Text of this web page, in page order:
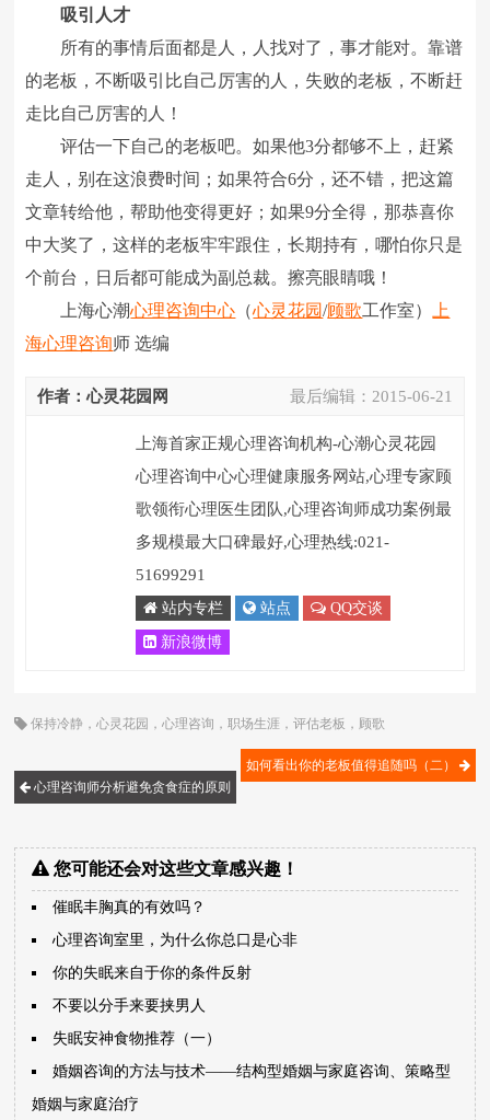
吸引人才
所有的事情后面都是人，人找对了，事才能对。靠谱
的老板，不断吸引比自己厉害的人，失败的老板，不断赶
走比自己厉害的人！
评估一下自己的老板吧。如果他3分都够不上，赶紧
走人，别在这浪费时间；如果符合6分，还不错，把这篇
文章转给他，帮助他变得更好；如果9分全得，那恭喜你
中大奖了，这样的老板牢牢跟住，长期持有，哪怕你只是
个前台，日后都可能成为副总裁。擦亮眼睛哦！
上海心潮心理咨询中心 （心灵花园/顾歌工作室）
上
海心理咨询师 选编
最后编辑： 2015-06-21
作者：心灵花园网
上海首家正规心理咨询机构-心潮心灵花园
心理咨询中心心理健康服务网站,心理专家顾
歌领衔心理医生团队,心理咨询师成功案例最
多规模最大口碑最好,心理热线:021-
51699291
站内专栏 站点 QQ交谈
新浪微博
保持冷静 ，心灵花园 ，心理咨询 ，职场生涯 ，评估老板 ， 顾歌
心理咨询师分析避免贪食症的原则
如何看出你的老板值得追随吗（二）
您可能还会对这些文章感兴趣！
催眠丰胸真的有效吗？
心理咨询室里，为什么你总口是心非
你的失眠来自于你的条件反射
不要以分手来要挟男人
失眠安神食物推荐（一）
婚姻咨询的方法与技术――结构型婚姻与家庭咨询、策略型
婚姻与家庭治疗